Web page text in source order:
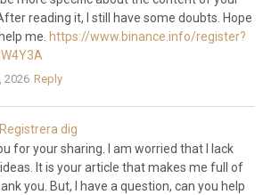
reading it, I still have some doubts. Hope
me. https://www.binance.info/register?
2026 Reply
dig
for your sharing. I am worried that I lack
It is your article that makes me full of
you. But, I have a question, can you help